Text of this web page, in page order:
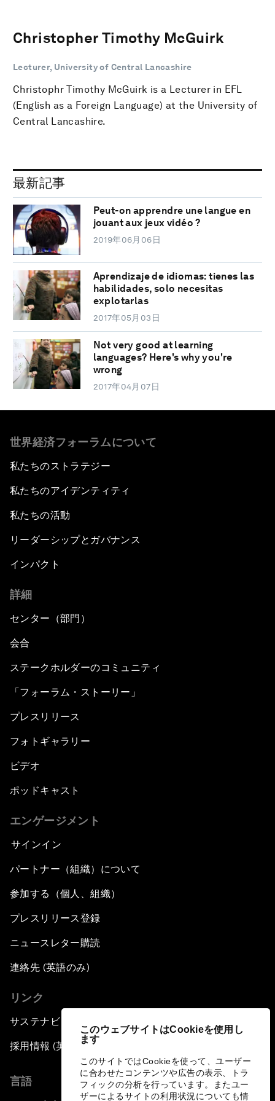
このウェブサイトはCookieを使用し
ます
このサイトではCookieを使って、ユーザー
に合わせたコンテンツや広告の表示、トラ
フィックの分析を行っています。またユー
ザーによるサイトの利用状況についても情
Christopher Timothy McGuirk
Lecturer, University of Central Lancashire
Christophr Timothy McGuirk is a Lecturer in EFL
(English as a Foreign Language) at the University of
Central Lancashire.
最新記事
Peut-on apprendre une langue en
jouant aux jeux vidéo ?
2019年06月06日
Aprendizaje de idiomas: tienes las
habilidades, solo necesitas
explotarlas
2017年05月03日
Not very good at learning
languages? Here's why you're
wrong
2017年04月07日
世界経済フォーラムについて
私たちのストラテジー
私たちのアイデンティティ
私たちの活動
リーダーシップとガバナンス
インパクト
詳細
センター（部門）
会合
ステークホルダーのコミュニティ
「フォーラム・ストーリー」
プレスリリース
フォトギャラリー
ビデオ
ポッドキャスト
エンゲージメント
サインイン
パートナー（組織）について
参加する（個人、組織）
プレスリリース登録
ニュースレター購読
連絡先 (英語のみ)
リンク
サステナビリティへの取り組み
採用情報 (英語のみ)
言語